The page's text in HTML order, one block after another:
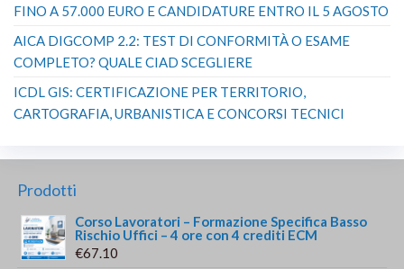
FINO A 57.000 EURO E CANDIDATURE ENTRO IL 5 AGOSTO
AICA DIGCOMP 2.2: TEST DI CONFORMITÀ O ESAME
COMPLETO? QUALE CIAD SCEGLIERE
ICDL GIS: CERTIFICAZIONE PER TERRITORIO,
CARTOGRAFIA, URBANISTICA E CONCORSI TECNICI
Prodotti
Corso Lavoratori – Formazione Specifica Basso
Rischio Uffici – 4 ore con 4 crediti ECM
€67.10